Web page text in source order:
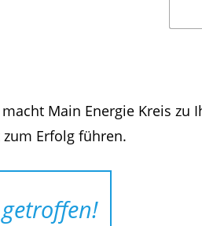
macht Main Energie Kreis zu
zum Erfolg führen.